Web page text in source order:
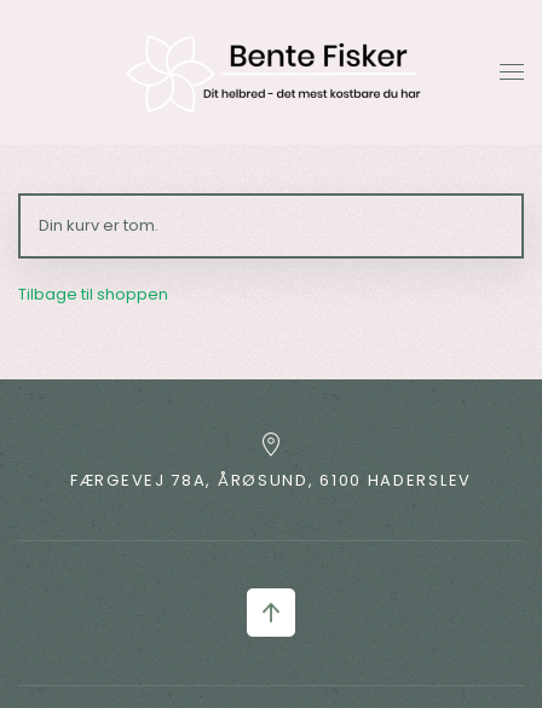
Din kurv er tom.
Tilbage til shoppen
FÆRGEVEJ 78A, ÅRØSUND, 6100 HADERSLEV